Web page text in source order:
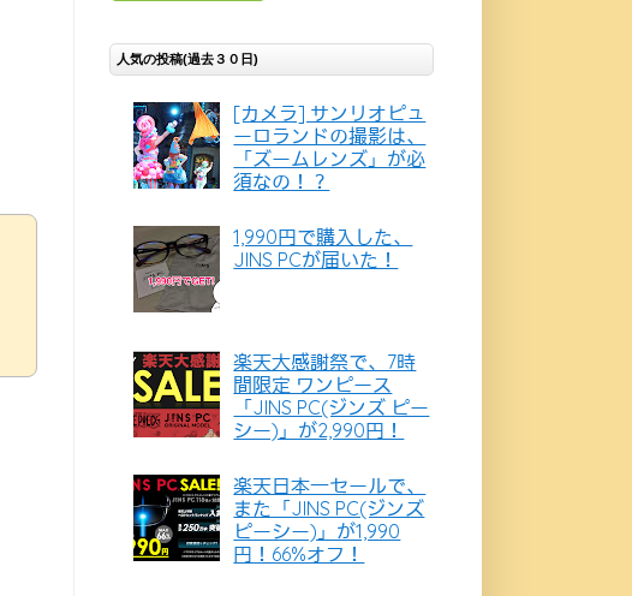
人気の投稿(過去３０日)
[カメラ] サンリオピュ
ーロランドの撮影は、
「ズームレンズ」が必
須なの！？
1,990円で購入した、
JINS PCが届いた！
楽天大感謝祭で、7時
間限定 ワンピース
「JINS PC(ジンズ ピー
シー)」が2,990円！
楽天日本一セールで、
また「JINS PC(ジンズ
ピーシー)」が1,990
円！66%オフ！